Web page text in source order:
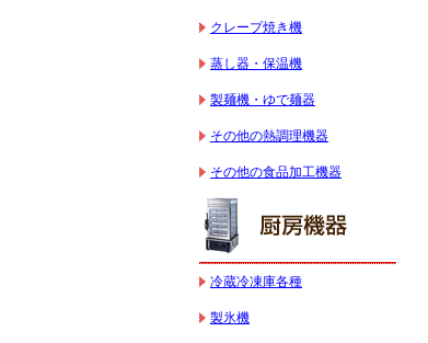
クレープ焼き機
蒸し器・保温機
製麺機・ゆで麺器
その他の熱調理機器
その他の食品加工機器
冷蔵冷凍庫各種
製氷機